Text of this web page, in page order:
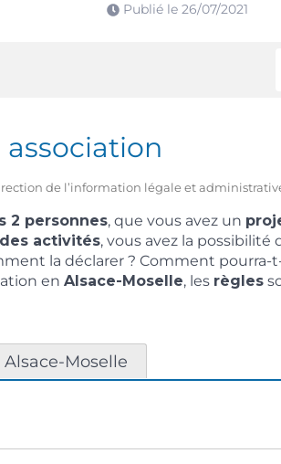
Publié le 26/07/2021
association
de l’information légale et
2 personnes, que vous avez un
activités, vous avez la possibilité
la déclarer ? Comment
en Alsace-Moselle, les règles
Alsace-Moselle